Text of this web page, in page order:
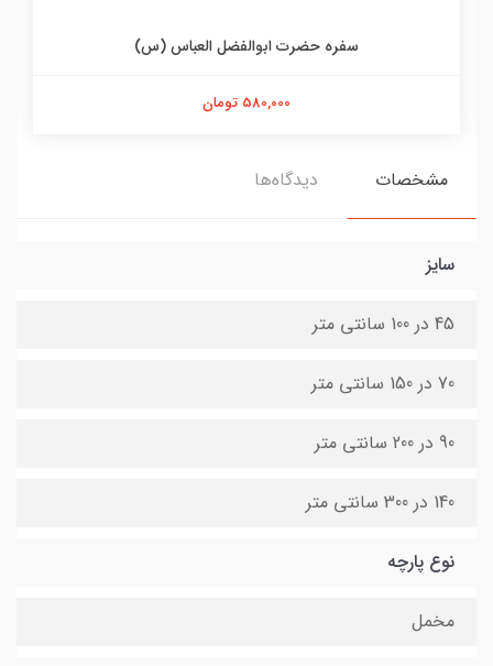
سفره حضرت ابوالفضل العباس (س)
580,000 تومان
مشخصات دیدگاه‌ها
سایز
45 در 100 سانتی متر
70 در 150 سانتی متر
90 در 200 سانتی متر
140 در 300 سانتی متر
نوع پارچه
مخمل